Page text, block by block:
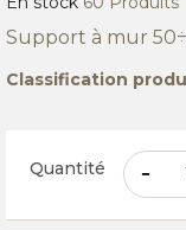
Support à mur
Classification
Quantité